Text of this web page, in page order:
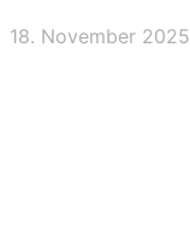
18. November 2025